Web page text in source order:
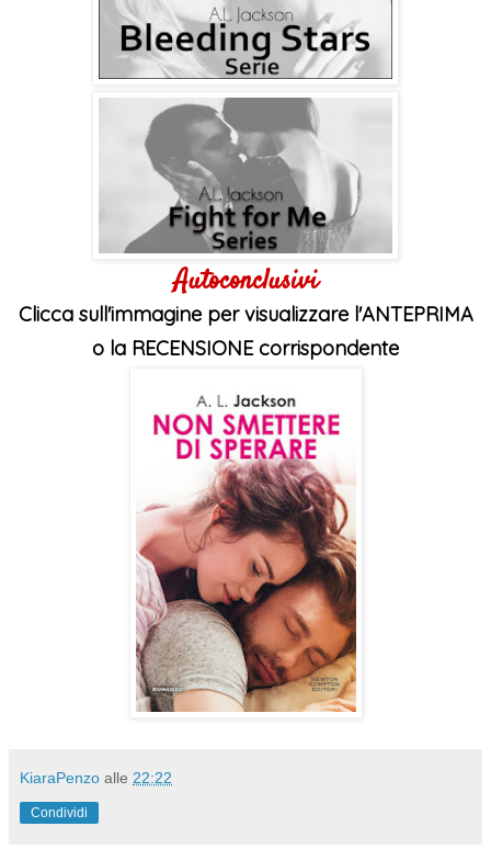
Autoconclusivi
Clicca sull'immagine per visualizzare l'ANTEPRIMA
o la RECENSIONE corrispondente
KiaraPenzo alle 22:22
Condividi